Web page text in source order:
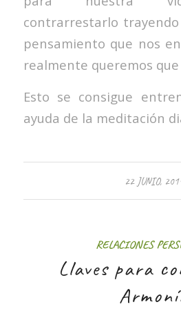
contrarrestarlo
pensamiento que nos
realmente queremos
Esto se consigue
ayuda de la meditación
22 JUNIO,
RELACIONES
Llaves para